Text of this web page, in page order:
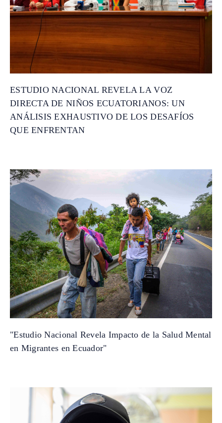
ESTUDIO NACIONAL REVELA LA VOZ
DIRECTA DE NIÑOS ECUATORIANOS: UN
ANÁLISIS EXHAUSTIVO DE LOS DESAFÍOS
QUE ENFRENTAN
"Estudio Nacional Revela Impacto de la Salud Mental
en Migrantes en Ecuador"